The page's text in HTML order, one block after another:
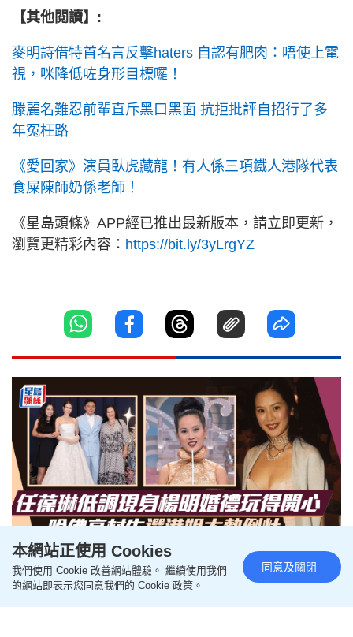
【其他閱讀】:
麥明詩借特首名言反擊haters 自認有肥肉：唔使上電
視，咪降低咗身形目標囉！
滕麗名難忍前輩直斥黑口黑面 抗拒批評自招行了多
年冤枉路
《愛回家》演員臥虎藏龍！有人係三項鐵人港隊代表
食屎陳師奶係老師！
《星島頭條》APP經已推出最新版本，請立即更新，
瀏覽更精彩內容： https://bit.ly/3yLrgYZ
52歲任葆琳低調現身楊明婚禮玩
得開心 哈佛高材生選港姐大熱倒
本網站正使用 Cookies
我們使用 Cookie 改善網站體驗。 繼續使用我們
的網站即表示您同意我們的 Cookie 政策。
同意及關閉